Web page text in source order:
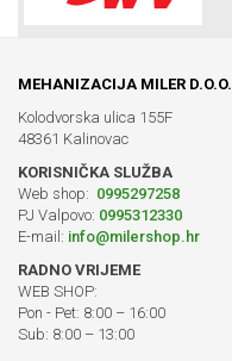
MEHANIZACIJA MILER D.O.O.
Kolodvorska ulica 155F
48361 Kalinovac
KORISNIČKA SLUŽBA
Web shop: 0995297258
PJ Valpovo: 0995312330
E-mail: info@milershop.hr
RADNO VRIJEME
WEB SHOP:
Pon - Pet: 8:00 – 16:00
Sub: 8:00 – 13:00